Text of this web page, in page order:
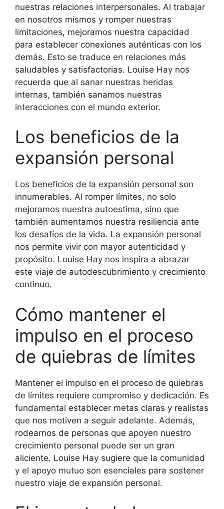
nuestras relaciones interpersonales. Al trabajar
en nosotros mismos y romper nuestras
limitaciones, mejoramos nuestra capacidad
para establecer conexiones auténticas con los
demás. Esto se traduce en relaciones más
saludables y satisfactorias. Louise Hay nos
recuerda que al sanar nuestras heridas
internas, también sanamos nuestras
interacciones con el mundo exterior.
Los beneficios de la
expansión personal
Los beneficios de la expansión personal son
innumerables. Al romper límites, no solo
mejoramos nuestra autoestima, sino que
también aumentamos nuestra resiliencia ante
los desafíos de la vida. La expansión personal
nos permite vivir con mayor autenticidad y
propósito. Louise Hay nos inspira a abrazar
este viaje de autodescubrimiento y crecimiento
continuo.
Cómo mantener el
impulso en el proceso
de quiebras de límites
Mantener el impulso en el proceso de quiebras
de límites requiere compromiso y dedicación. Es
fundamental establecer metas claras y realistas
que nos motiven a seguir adelante. Además,
rodearnos de personas que apoyen nuestro
crecimiento personal puede ser un gran
aliciente. Louise Hay sugiere que la comunidad
y el apoyo mutuo son esenciales para sostener
nuestro viaje de expansión personal.